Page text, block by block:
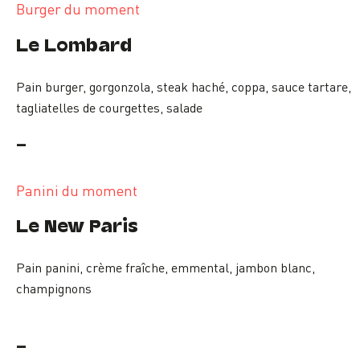
Burger du moment
Le Lombard
Pain burger, gorgonzola, steak haché, coppa, sauce tartare,
tagliatelles de courgettes, salade
-
Panini du moment
Le New Paris
Pain panini, crème fraîche, emmental, jambon blanc,
champignons
-